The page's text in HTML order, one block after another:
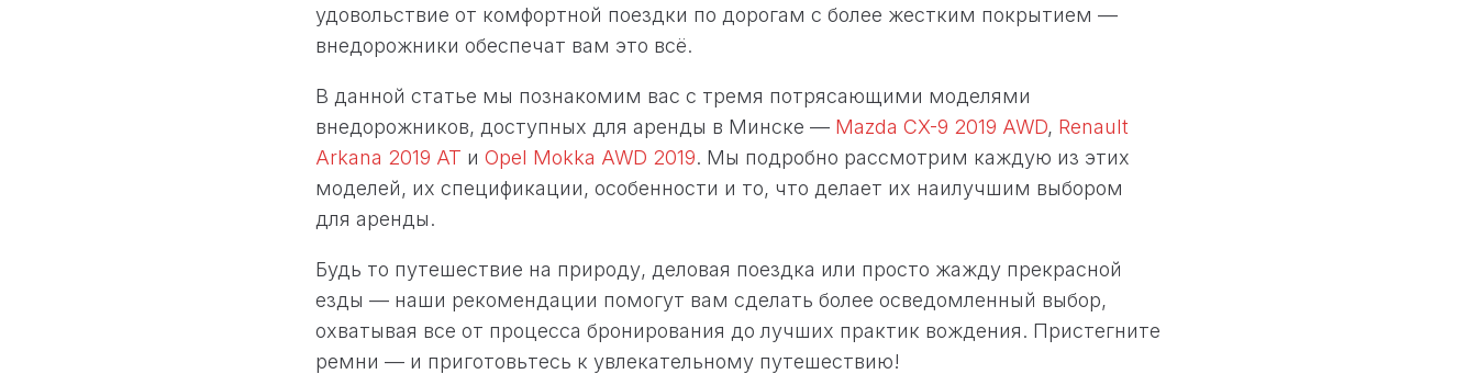
удовольствие от комфортной поездки по дорогам с более жестким покрытием —
внедорожники обеспечат вам это всё.
В данной статье мы познакомим вас с тремя потрясающими моделями
внедорожников, доступных для аренды в Минске — Mazda CX-9 2019 AWD, Renault
Arkana 2019 AT и Opel Mokka AWD 2019. Мы подробно рассмотрим каждую из этих
моделей, их спецификации, особенности и то, что делает их наилучшим выбором
для аренды.
Будь то путешествие на природу, деловая поездка или просто жажду прекрасной
езды — наши рекомендации помогут вам сделать более осведомленный выбор,
охватывая все от процесса бронирования до лучших практик вождения. Пристегните
ремни — и приготовьтесь к увлекательному путешествию!